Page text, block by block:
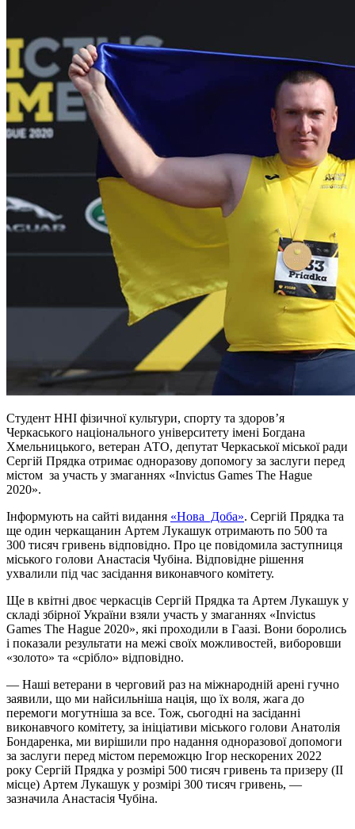
Студент ННІ фізичної культури, спорту та здоров’я
Черкаського національного університету імені Богдана
Хмельницького, ветеран АТО, депутат Черкаської міської ради
Сергій Прядка отримає одноразову допомогу за заслуги перед
містом за участь у змаганнях «Invictus Games The Hague
2020».
Інформують на сайті видання «Нова Доба». Сергій Прядка та
ще один черкащанин Артем Лукашук отримають по 500 та
300 тисяч гривень відповідно. Про це повідомила заступниця
міського голови Анастасія Чубіна. Відповідне рішення
ухвалили під час засідання виконавчого комітету.
Ще в квітні двоє черкасців Сергій Прядка та Артем Лукашук у
складі збірної України взяли участь у змаганнях «Invictus
Games The Hague 2020», які проходили в Гаазі. Вони боролись
і показали результати на межі своїх можливостей, виборовши
«золото» та «срібло» відповідно.
— Наші ветерани в черговий раз на міжнародній арені гучно
заявили, що ми найсильніша нація, що їх воля, жага до
перемоги могутніша за все. Тож, сьогодні на засіданні
виконавчого комітету, за ініціативи міського голови Анатолія
Бондаренка, ми вирішили про надання одноразової допомоги
за заслуги перед містом переможцю Ігор нескорених 2022
року Сергій Прядка у розмірі 500 тисяч гривень та призеру (ІІ
місце) Артем Лукашук у розмірі 300 тисяч гривень, —
зазначила Анастасія Чубіна.